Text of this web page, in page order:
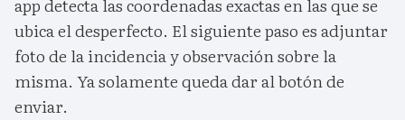
app detecta las coordenadas exactas en las que se
ubica el desperfecto. El siguiente paso es adjuntar
foto de la incidencia y observación sobre la
misma. Ya solamente queda dar al botón de
enviar.